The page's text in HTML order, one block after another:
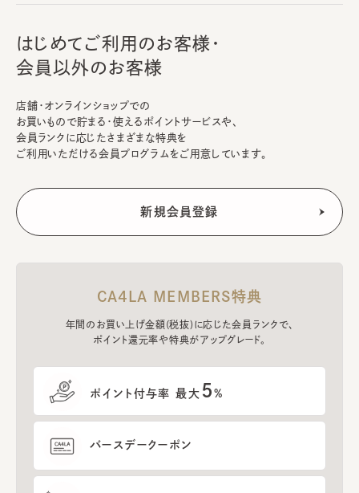
はじめてご利用のお客様・
会員以外のお客様
店舗・オンラインショップでの
お買いもので貯まる・使えるポイントサービスや、
会員ランクに応じたさまざまな特典を
ご利用いただける会員プログラムをご用意しています。
CA4LA MEMBERS特典
年間のお買い上げ金額(税抜)に応じた会員ランクで、
ポイント還元率や特典がアップグレード。
ポイント付与率 最大 5%
バースデークーポン